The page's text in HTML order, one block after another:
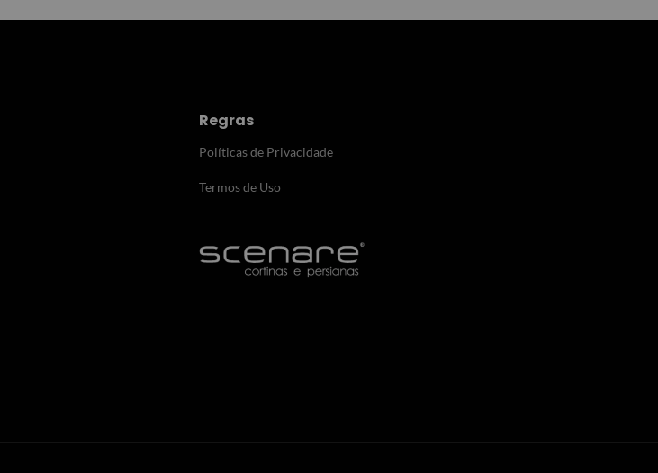
Regras
Políticas de Privacidade
Termos de Uso